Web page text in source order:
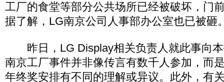
工厂的食堂等部分公共场所已经被破坏，门
据了解，LG南京公司人事部办公室也已被砸
昨日，LG Display相关负责人就此事向本
南京工厂事件并非像传言有数千人参加，而
年终奖安排有不同的理解或异议。此外，有